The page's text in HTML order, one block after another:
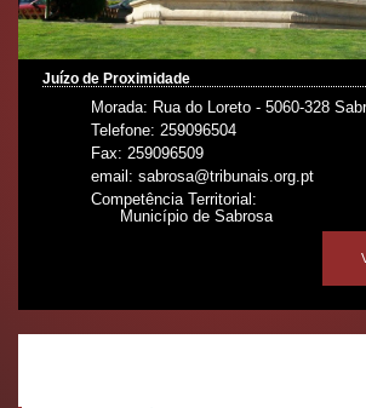
Juízo de Proximidade
Morada: Rua do Loreto - 5060-328
Telefone: 259096504
Fax: 259096509
email: sabrosa@tribunais.org.pt
Competência Territorial:
Município de Sabrosa